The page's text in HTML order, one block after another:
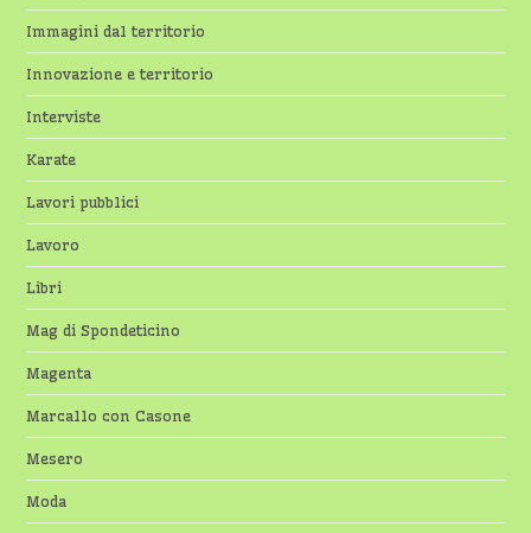
Immagini dal territorio
Innovazione e territorio
Interviste
Karate
Lavori pubblici
Lavoro
Libri
Mag di Spondeticino
Magenta
Marcallo con Casone
Mesero
Moda